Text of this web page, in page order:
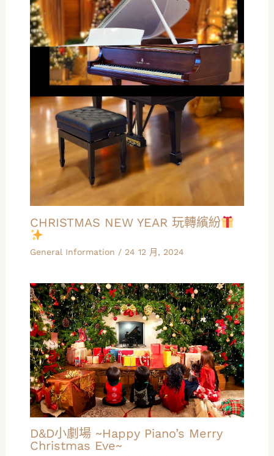
CHRISTMAS NEW YEAR 玩轉繽紛
General Information / 24 12 月, 2024
D&D小劇場 ~Happy Piano’s Merry
Christmas Eve~